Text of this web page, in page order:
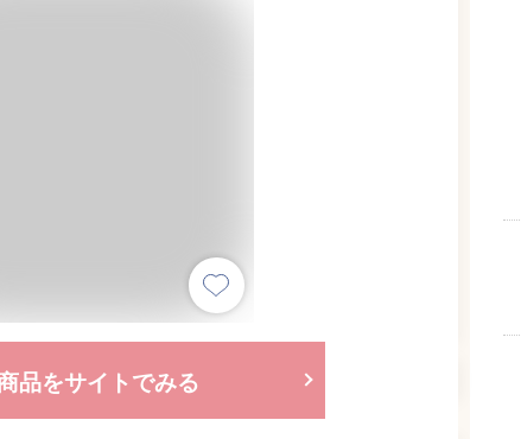
品をサイトでみる